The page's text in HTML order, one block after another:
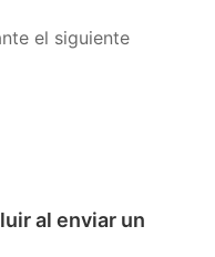
el siguiente
al enviar un